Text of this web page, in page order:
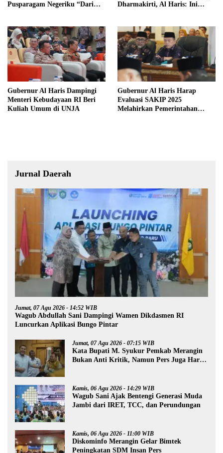
Pusparagam Negeriku “Dari
Dharmakirti, Al Haris: Ini
Gubernur Al Haris Dampingi
Menteri Kebudayaan RI Beri
Kuliah Umum di UNJA
Gubernur Al Haris Harap
Evaluasi SAKIP 2025
Melahirkan Pemerintahan
Jurnal Daerah
Jumat, 07 Agu 2026 - 14:52 WIB
Wagub Abdullah Sani Dampingi Wamen Dikdasmen RI
Luncurkan Aplikasi Bungo Pintar
Jumat, 07 Agu 2026 - 07:15 WIB
Kata Bupati M. Syukur Pemkab Merangin
Bukan Anti Kritik, Namun Pers Juga Harus
Kamis, 06 Agu 2026 - 14:29 WIB
Wagub Sani Ajak Bentengi Generasi Muda
Jambi dari IRET, TCC, dan Perundungan
Kamis, 06 Agu 2026 - 11:00 WIB
Diskominfo Merangin Gelar Bimtek
Peningkatan SDM Insan Pers